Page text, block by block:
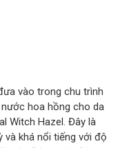
vào trong chu trình
hoa hồng cho da
Witch Hazel. Đây là
và khá nổi tiếng với độ